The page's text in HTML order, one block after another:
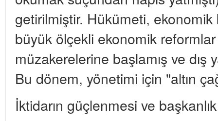
getirilmiştir. Hükümeti,
büyük ölçekli ekonomik
müzakerelerine başlamış ve dış
Bu dönem, yönetimi için "altın
İktidarın güçlenmesi ve